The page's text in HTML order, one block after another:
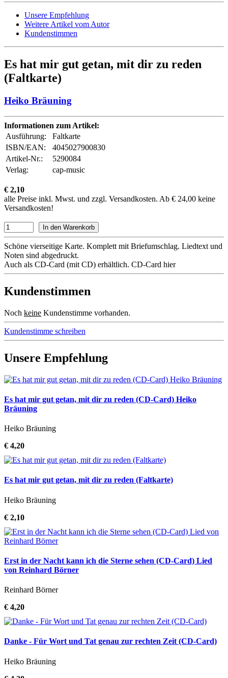
Unsere Empfehlung
Weitere Artikel vom Autor
Kundenstimmen
Es hat mir gut getan, mit dir zu reden
(Faltkarte)
Heiko Bräuning
Informationen zum Artikel:
Ausführung:
Faltkarte
ISBN/EAN:
4045027900830
Artikel-Nr.:
5290084
Verlag:
cap-music
€ 2,10
alle Preise inkl. Mwst. und zzgl. Versandkosten. Ab € 24,00 keine
Versandkosten!
Schöne vierseitige Karte. Komplett mit Briefumschlag. Liedtext und
Noten sind abgedruckt.
Auch als CD-Card (mit CD) erhältlich. CD-Card hier
Kundenstimmen
Noch keine Kundenstimme vorhanden.
Kundenstimme schreiben
Unsere Empfehlung
Es hat mir gut getan, mit dir zu reden (CD-Card) Heiko
Bräuning
Heiko Bräuning
€ 4,20
Es hat mir gut getan, mit dir zu reden (Faltkarte)
Heiko Bräuning
€ 2,10
Erst in der Nacht kann ich die Sterne sehen (CD-Card) Lied
von Reinhard Börner
Reinhard Börner
€ 4,20
Danke - Für Wort und Tat genau zur rechten Zeit (CD-Card)
Heiko Bräuning